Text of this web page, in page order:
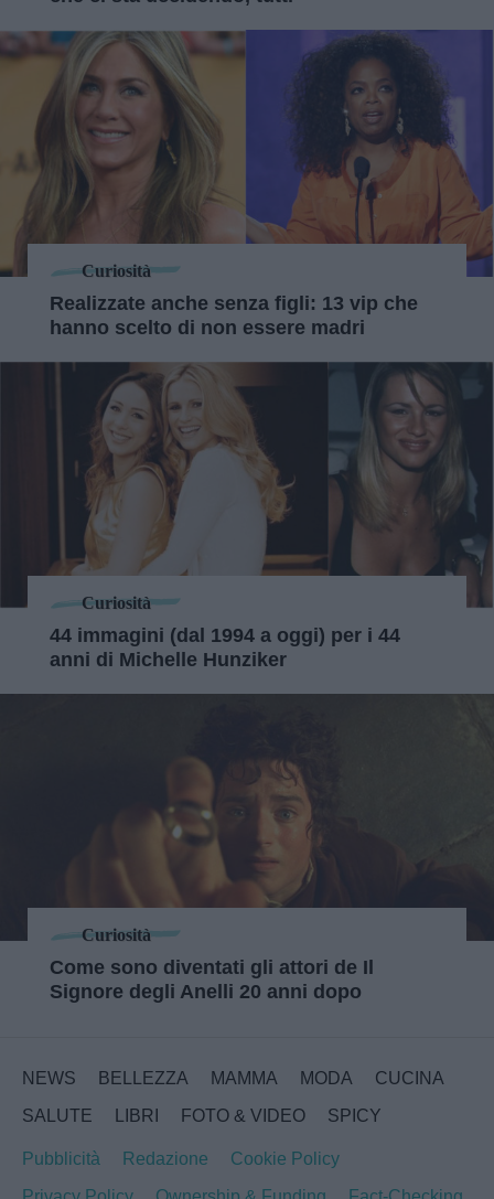
Curiosità
Realizzate anche senza figli: 13 vip che
hanno scelto di non essere madri
Curiosità
44 immagini (dal 1994 a oggi) per i 44
anni di Michelle Hunziker
Curiosità
Come sono diventati gli attori de Il
Signore degli Anelli 20 anni dopo
NEWS BELLEZZA MAMMA MODA
CUCINA
SALUTE
LIBRI FOTO & VIDEO SPICY
Pubblicità Redazione
Cookie Policy